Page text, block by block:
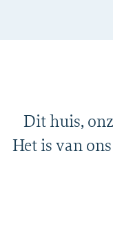
Dit huis,
Het is van